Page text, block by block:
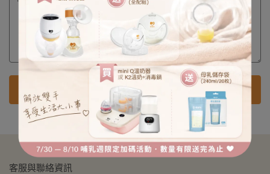
送出
客服與聯絡資訊